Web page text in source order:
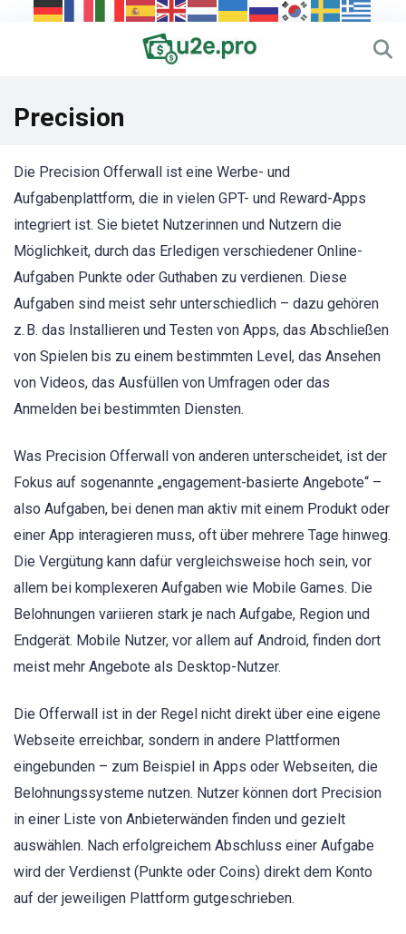
Precision
Die Precision Offerwall ist eine Werbe- und
Aufgabenplattform, die in vielen GPT- und Reward-Apps
integriert ist. Sie bietet Nutzerinnen und Nutzern die
Möglichkeit, durch das Erledigen verschiedener Online-
Aufgaben Punkte oder Guthaben zu verdienen. Diese
Aufgaben sind meist sehr unterschiedlich – dazu gehören
z. B. das Installieren und Testen von Apps, das Abschließen
von Spielen bis zu einem bestimmten Level, das Ansehen
von Videos, das Ausfüllen von Umfragen oder das
Anmelden bei bestimmten Diensten.
Was Precision Offerwall von anderen unterscheidet, ist der
Fokus auf sogenannte „engagement-basierte Angebote“ –
also Aufgaben, bei denen man aktiv mit einem Produkt oder
einer App interagieren muss, oft über mehrere Tage hinweg.
Die Vergütung kann dafür vergleichsweise hoch sein, vor
allem bei komplexeren Aufgaben wie Mobile Games. Die
Belohnungen variieren stark je nach Aufgabe, Region und
Endgerät. Mobile Nutzer, vor allem auf Android, finden dort
meist mehr Angebote als Desktop-Nutzer.
Die Offerwall ist in der Regel nicht direkt über eine eigene
Webseite erreichbar, sondern in andere Plattformen
eingebunden – zum Beispiel in Apps oder Webseiten, die
Belohnungssysteme nutzen. Nutzer können dort Precision
in einer Liste von Anbieterwänden finden und gezielt
auswählen. Nach erfolgreichem Abschluss einer Aufgabe
wird der Verdienst (Punkte oder Coins) direkt dem Konto
auf der jeweiligen Plattform gutgeschrieben.